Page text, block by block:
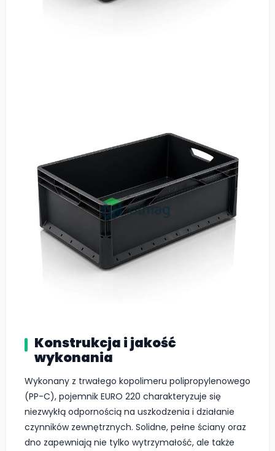
Konstrukcja i jakość
wykonania
Wykonany z trwałego kopolimeru polipropylenowego
(PP-C), pojemnik EURO 220 charakteryzuje się
niezwykłą odpornością na uszkodzenia i działanie
czynników zewnętrznych. Solidne, pełne ściany oraz
dno zapewniają nie tylko wytrzymałość, ale także